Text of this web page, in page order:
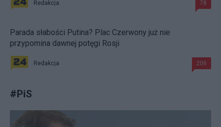
Redakcja 78
Parada słabości Putina? Plac Czerwony już nie
przypomina dawnej potęgi Rosji
Redakcja 206
#PiS